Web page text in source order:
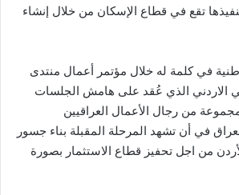
تقع في قطاع الإسكان من خلال إنشاء
في كلمة له خلال مؤتمر أعمال منتدى
الاردني الذي عُقد على هامش الجلسات
من رجال الأعمال العراقيين
في أن تشهد المرحلة المقبلة بناء جسور
من اجل تحفيز قطاع الاستثمار بصورة